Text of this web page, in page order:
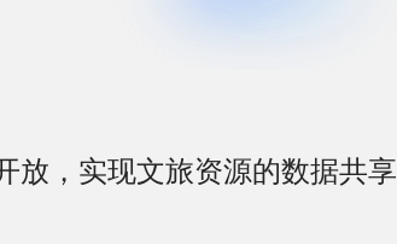
放，实现文旅资源的数据共享